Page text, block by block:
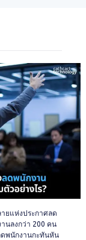
ยแห่งประกาศลด
นลงกว่า 200 คน
พนักงานกะทันหัน